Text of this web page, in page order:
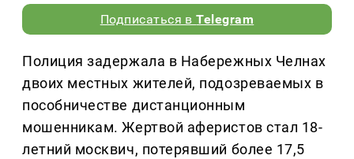
Подписаться вTelegram
Полиция задержала в Набережных Челнах
двоих местных жителей, подозреваемых в
пособничестве дистанционным
мошенникам. Жертвой аферистов стал 18-
летний москвич, потерявший более 17,5